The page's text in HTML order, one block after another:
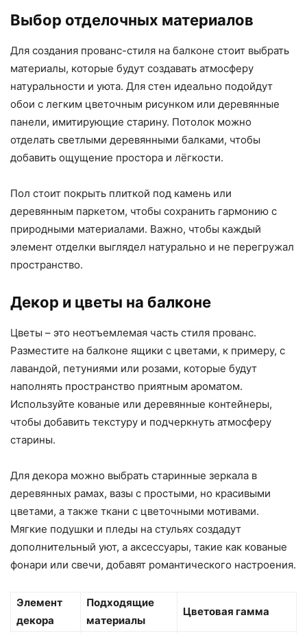
Выбор отделочных материалов
Для создания прованс-стиля на балконе стоит выбрать
материалы, которые будут создавать атмосферу
натуральности и уюта. Для стен идеально подойдут
обои с легким цветочным рисунком или деревянные
панели, имитирующие старину. Потолок можно
отделать светлыми деревянными балками, чтобы
добавить ощущение простора и лёгкости.
Пол стоит покрыть плиткой под камень или
деревянным паркетом, чтобы сохранить гармонию с
природными материалами. Важно, чтобы каждый
элемент отделки выглядел натурально и не перегружал
пространство.
Декор и цветы на балконе
Цветы – это неотъемлемая часть стиля прованс.
Разместите на балконе ящики с цветами, к примеру, с
лавандой, петуниями или розами, которые будут
наполнять пространство приятным ароматом.
Используйте кованые или деревянные контейнеры,
чтобы добавить текстуру и подчеркнуть атмосферу
старины.
Для декора можно выбрать старинные зеркала в
деревянных рамах, вазы с простыми, но красивыми
цветами, а также ткани с цветочными мотивами.
Мягкие подушки и пледы на стульях создадут
дополнительный уют, а аксессуары, такие как кованые
фонари или свечи, добавят романтического настроения.
Элемент
декора
Подходящие
материалы
Цветовая гамма